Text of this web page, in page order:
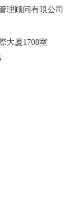
理顾问有限公司
大廈1708室